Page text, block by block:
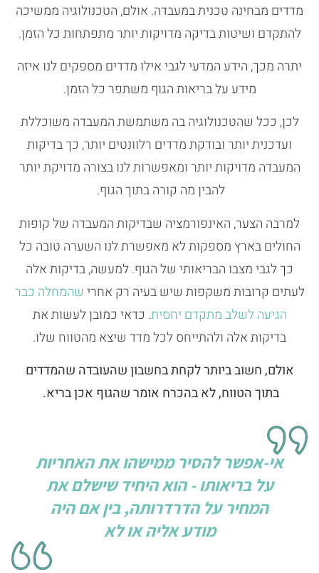
מדדים מבחינה טכנית במעבדה. אולם, הטכנולוגיה ממשיכה
להתקדם ושיטות בדיקה מדויקות יותר מתפתחות כל הזמן.
יתרה מכך, הידע המדעי לגבי אילו מדדים מספקים לנו איזה
מידע על בריאות הגוף משתפר כל הזמן.
לכן, ככל שהטכנולוגיה בה משתמשת המעבדה משוכללת
ועדכנית יותר ובודקת מדדים רלוונטים יותר, כך בדיקות
המעבדה מדויקות יותר ומאפשרות לנו בצורה מדויקת יותר
להבין מה קורה בתוך הגוף.
למרבה הצער, האינפורמציה שבדיקות המעבדה של קופות
החולים בארץ מספקות לא מאפשרת לנו השערה טובה כל
כך לגבי מצבו הבריאותי של הגוף. למעשה, בדיקות אלה
לעתים קרובות משקפות שיש בעיה רק אחרי שהמחלה כבר
הגיעה לשלב מתקדם יחסית. כדאי כמובן לעשות את
בדיקות אלה ולהתייחס לכל מדד שיצא מהטווח שלו.
אולם, חשוב ביותר לקחת בחשבון שהעובדה שהמדדים
בתוך הטווח, לא בהכרח אומר שהגוף אכן בריא.
אי-אפשר להסיר ממישהו את האחריות
על בריאותו - הוא היחיד שישלם את
המחיר על הדרדרותה, בין אם היה
מודע אליה או לא